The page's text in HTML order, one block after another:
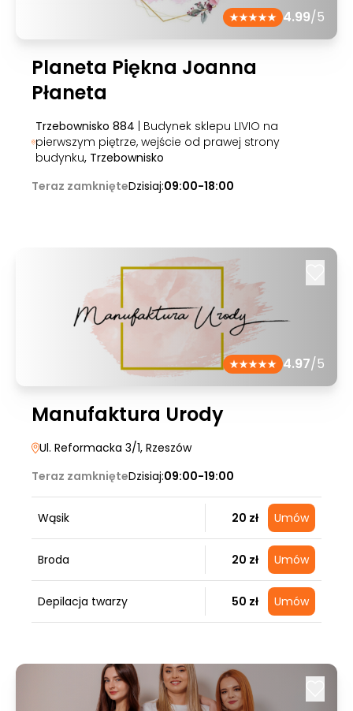
4.99/5
Planeta Piękna Joanna
Płaneta
Trzebownisko 884 | Budynek sklepu LIVIO na
pierwszym piętrze, wejście od prawej strony
budynku, Trzebownisko
Teraz zamknięteDzisiaj:09:00-18:00
4.97/5
Manufaktura Urody
Ul. Reformacka 3/1, Rzeszów
Teraz zamknięteDzisiaj:09:00-19:00
Wąsik 20 zł Umów
Broda 20 zł Umów
Depilacja twarzy 50 zł Umów